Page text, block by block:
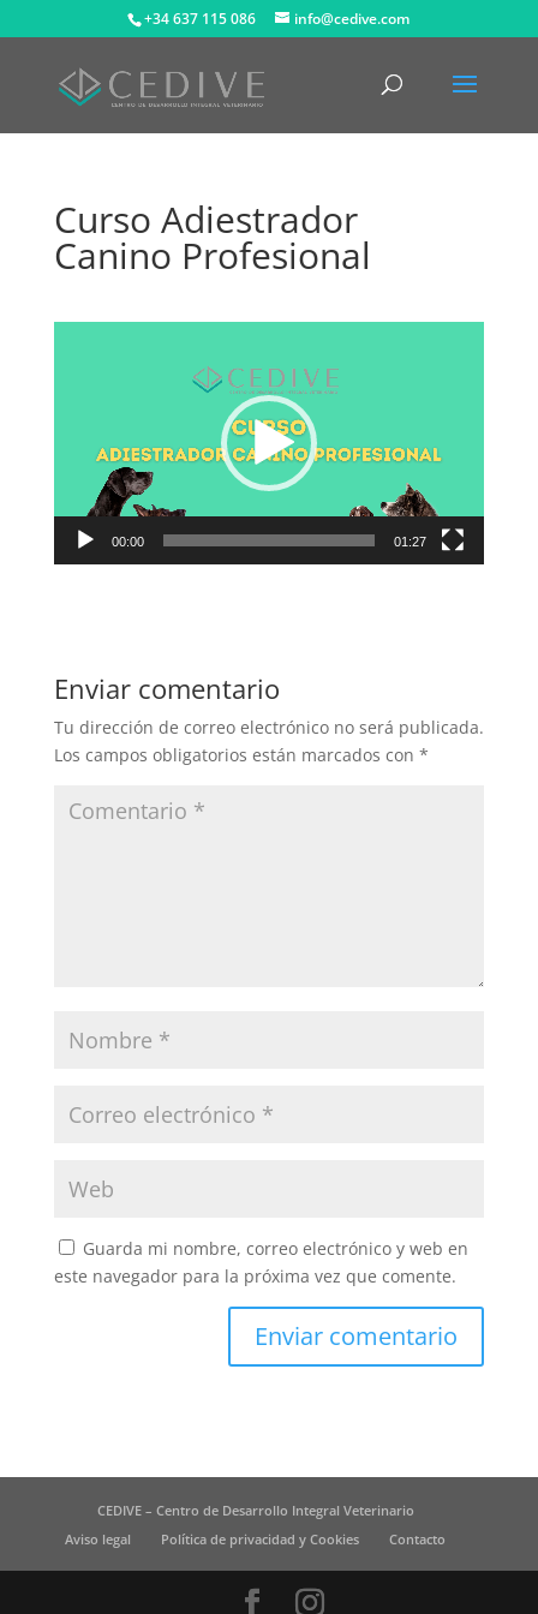
+34 637 115 086 info@cedive.com
Curso Adiestrador
Canino Profesional
00:00 01:27
Enviar comentario
Tu dirección de correo electrónico no será publicada.
Los campos obligatorios están marcados con *
Guarda mi nombre, correo electrónico y web en
este navegador para la próxima vez que comente.
CEDIVE – Centro de Desarrollo Integral Veterinario
Aviso legal
Política de privacidad y Cookies Contacto